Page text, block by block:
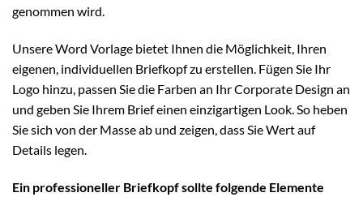
genommen wird.
Unsere Word Vorlage bietet Ihnen die Möglichkeit, Ihren
eigenen, individuellen Briefkopf zu erstellen. Fügen Sie Ihr
Logo hinzu, passen Sie die Farben an Ihr Corporate Design an
und geben Sie Ihrem Brief einen einzigartigen Look. So heben
Sie sich von der Masse ab und zeigen, dass Sie Wert auf
Details legen.
Ein professioneller Briefkopf sollte folgende Elemente